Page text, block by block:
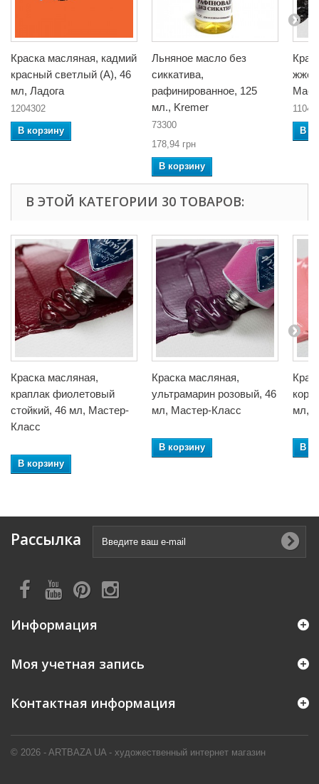
Краска масляная, кадмий
красный светлый (А), 46
мл, Ладога
1204302
В корзину
Льняное масло без
сиккатива,
рафинированное, 125
мл., Kremer
73300
178,94 грн
В корзину
В
В ЭТОЙ КАТЕГОРИИ 30 ТОВАРОВ:
Краска масляная,
краплак фиолетовый
стойкий, 46 мл, Мастер-
Класс
В корзину
Краска масляная,
ультрамарин розовый, 46
мл, Мастер-Класс
В корзину
мл,
В
Рассылка
Информация
© 2026 - ARTBAZA UA - художественный интернет магазин
Моя учетная запись
Контактная информация